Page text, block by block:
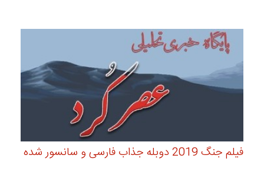
فیلم جنگ 2019 دوبله جذاب فارسی و سانسور شده